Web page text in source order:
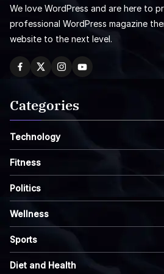
We love WordPress and are here to
professional WordPress magazine
website to the next level.
Categories
Technology
Fitness
Politics
Wellness
Sports
Diet and Health